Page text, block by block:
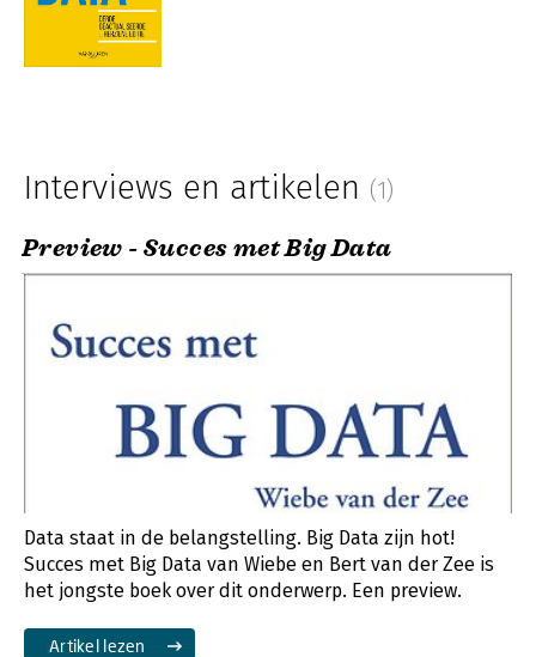
Interviews en artikelen (1)
Preview - Succes met Big Data
Data staat in de belangstelling. Big Data zijn hot!
Succes met Big Data van Wiebe en Bert van der Zee is
het jongste boek over dit onderwerp. Een preview.
Artikel lezen